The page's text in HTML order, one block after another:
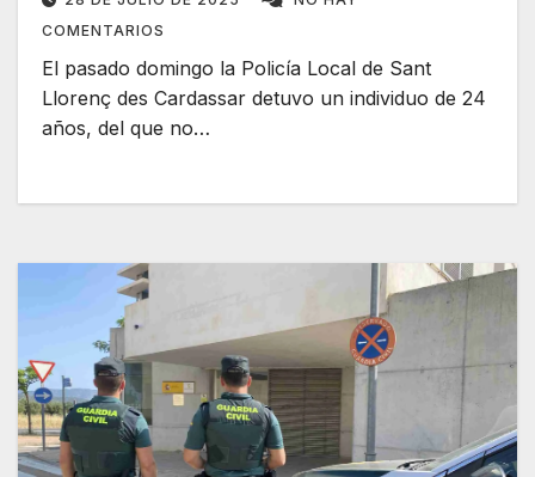
COMENTARIOS
El pasado domingo la Policía Local de Sant
Llorenç des Cardassar detuvo un individuo de 24
años, del que no…